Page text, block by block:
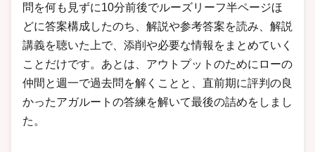
問を何も見ずに10分前後でルーズリーフ半ページほ
どに答案構成したのち、解説や参考答案を読み、解説
講義を聴いた上で、添削や必要な情報をまとめていく
ことだけです。あとは、アウトプットのためにローの
仲間と週一で過去問を解くことと、直前期に評判の良
かったアガルートの答練を解いて最後の詰めをしまし
た。